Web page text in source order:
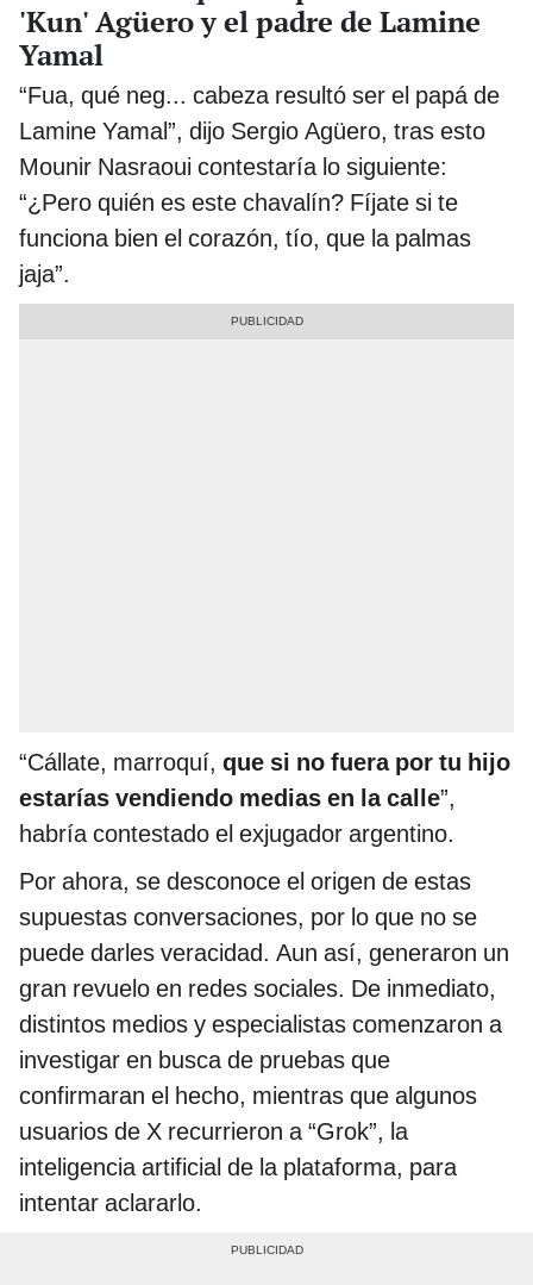
'Kun' Agüero y el padre de Lamine
Yamal
“Fua, qué neg... cabeza resultó ser el papá de
Lamine Yamal”, dijo Sergio Agüero, tras esto
Mounir Nasraoui contestaría lo siguiente:
“¿Pero quién es este chavalín? Fíjate si te
funciona bien el corazón, tío, que la palmas
jaja”.
“Cállate, marroquí, que si no fuera por tu hijo
estarías vendiendo medias en la calle”,
habría contestado el exjugador argentino.
Por ahora, se desconoce el origen de estas
supuestas conversaciones, por lo que no se
puede darles veracidad. Aun así, generaron un
gran revuelo en redes sociales. De inmediato,
distintos medios y especialistas comenzaron a
investigar en busca de pruebas que
confirmaran el hecho, mientras que algunos
usuarios de X recurrieron a “Grok”, la
inteligencia artificial de la plataforma, para
intentar aclararlo.